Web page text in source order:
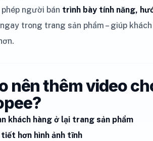
người bán trình bày tính năng,
ngay trong trang sản phẩm – giúp
nên thêm video
khách hàng ở lại trang sản phẩm
hơn hình ảnh tĩnh